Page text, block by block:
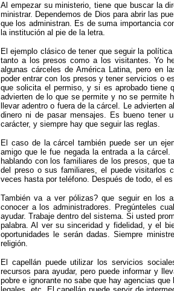
Al empezar su ministerio, tiene que buscar la
ministrar. Dependemos de Dios para abrir las
que los administran. Es de suma importancia
la institución al pie de la letra.
El ejemplo clásico de tener que seguir la
tanto a los presos como a los visitantes. Yo
algunas cárceles de América Latina, pero en
poder entrar con los presos y tener servicios o
que solicita el permiso, y si es aprobado tiene
advierten de lo que se permite y no se permite
llevar adentro o fuera de la cárcel. Le
dinero ni de pasar mensajes. Es bueno tener
carácter, y siempre hay que seguir las reglas.
El caso de la cárcel también puede ser un
amigo que le fue negada la entrada a la
hablando con los familiares de los presos, que
del preso o sus familiares, el puede visitarlos
veces hasta por teléfono. Después de todo, el
También va a ver pólizas? que seguir en los
conocer a los administradores. Pregúnteles
ayudar. Trabaje dentro del sistema. Si usted
palabra. Al ver su sinceridad y fidelidad, y el
oportunidades le serán dadas. Siempre
religión.
El capellán puede utilizar los servicios
recursos para ayudar, pero puede informar y
pobre e ignorante no sabe que hay agencias